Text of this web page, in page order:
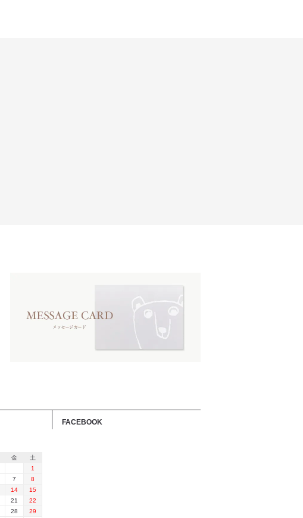
金
土
1
7
8
14
15
21
22
28 29
FACEBOOK